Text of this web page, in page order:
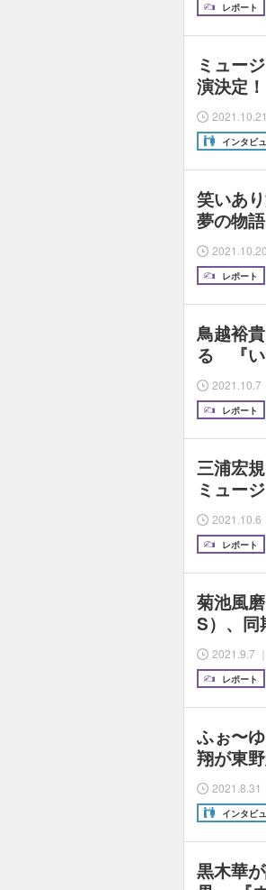
レポート
ミュー
演決定
インタビ
笑いあ
夢の物
レポート
鳥越裕
る 『い
2021.10.7
レポート
三浦宏
ミュー
2021.10.6
レポート
菊池風
S）、
2021.9.7
レポート
ふぉ〜
翔が東
2021.8.31
インタビ
黒木華